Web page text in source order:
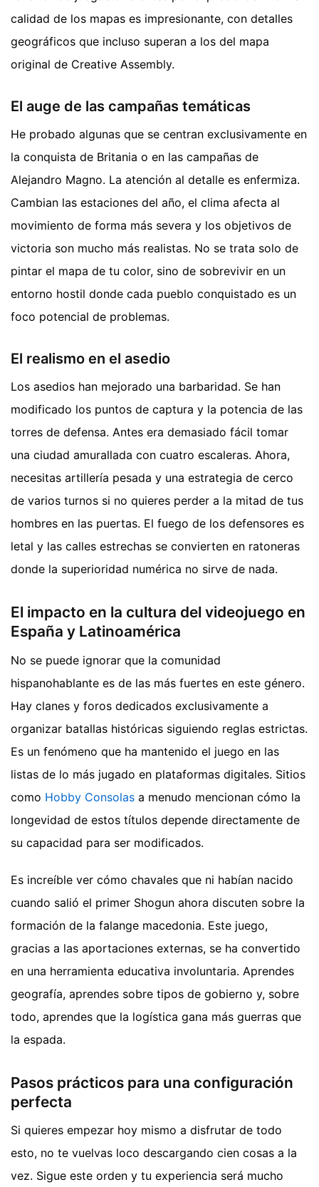
calidad de los mapas es impresionante, con detalles
geográficos que incluso superan a los del mapa
original de Creative Assembly.
El auge de las campañas temáticas
He probado algunas que se centran exclusivamente en
la conquista de Britania o en las campañas de
Alejandro Magno. La atención al detalle es enfermiza.
Cambian las estaciones del año, el clima afecta al
movimiento de forma más severa y los objetivos de
victoria son mucho más realistas. No se trata solo de
pintar el mapa de tu color, sino de sobrevivir en un
entorno hostil donde cada pueblo conquistado es un
foco potencial de problemas.
El realismo en el asedio
Los asedios han mejorado una barbaridad. Se han
modificado los puntos de captura y la potencia de las
torres de defensa. Antes era demasiado fácil tomar
una ciudad amurallada con cuatro escaleras. Ahora,
necesitas artillería pesada y una estrategia de cerco
de varios turnos si no quieres perder a la mitad de tus
hombres en las puertas. El fuego de los defensores es
letal y las calles estrechas se convierten en ratoneras
donde la superioridad numérica no sirve de nada.
El impacto en la cultura del videojuego en
España y Latinoamérica
No se puede ignorar que la comunidad
hispanohablante es de las más fuertes en este género.
Hay clanes y foros dedicados exclusivamente a
organizar batallas históricas siguiendo reglas estrictas.
Es un fenómeno que ha mantenido el juego en las
listas de lo más jugado en plataformas digitales. Sitios
como Hobby Consolas a menudo mencionan cómo la
longevidad de estos títulos depende directamente de
su capacidad para ser modificados.
Es increíble ver cómo chavales que ni habían nacido
cuando salió el primer Shogun ahora discuten sobre la
formación de la falange macedonia. Este juego,
gracias a las aportaciones externas, se ha convertido
en una herramienta educativa involuntaria. Aprendes
geografía, aprendes sobre tipos de gobierno y, sobre
todo, aprendes que la logística gana más guerras que
la espada.
Pasos prácticos para una configuración
perfecta
Si quieres empezar hoy mismo a disfrutar de todo
esto, no te vuelvas loco descargando cien cosas a la
vez. Sigue este orden y tu experiencia será mucho